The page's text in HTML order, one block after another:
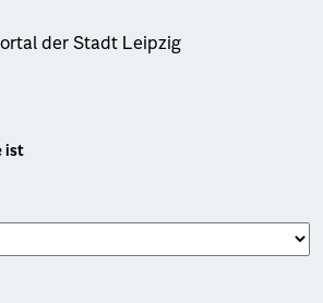
der Stadt Leipzig
ist